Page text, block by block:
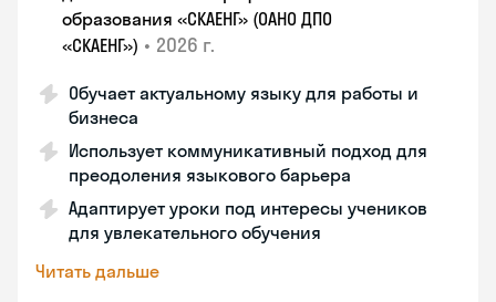
образования «СКАЕНГ» (ОАНО ДПО
«СКАЕНГ») • 2026 г.
Обучает актуальному языку для работы и
бизнеса
Использует коммуникативный подход для
преодоления языкового барьера
Адаптирует уроки под интересы учеников
для увлекательного обучения
Читать дальше